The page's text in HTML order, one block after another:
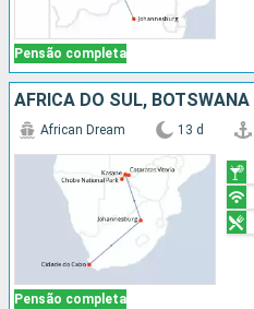
Pensão completa
AFRICA DO SUL, BOTSWANA
Pensão completa
African Dream 13 d